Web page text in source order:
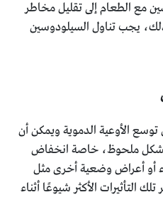
مع الطعام إلى تقليل مخاطر
لذلك، يجب تناول السيلودوسين
توسع الأوعية الدموية ويمكن أن
ملحوظ، خاصة انخفاض
أو أعراض وضعية أخرى مثل
التأثيرات الأكثر شيوعًا أثناء